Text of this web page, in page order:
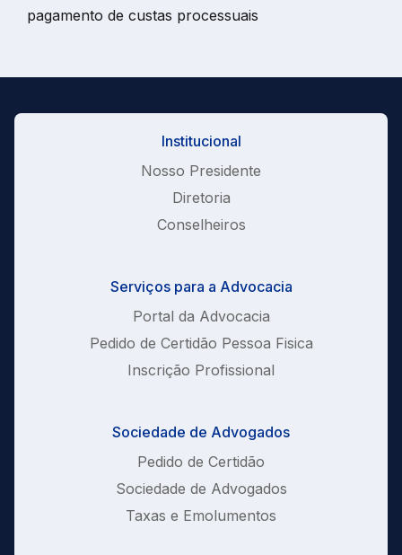
pagamento de custas processuais
Institucional
Nosso Presidente
Diretoria
Conselheiros
Serviços para a Advocacia
Portal da Advocacia
Pedido de Certidão Pessoa Fisica
Inscrição Profissional
Sociedade de Advogados
Pedido de Certidão
Sociedade de Advogados
Taxas e Emolumentos